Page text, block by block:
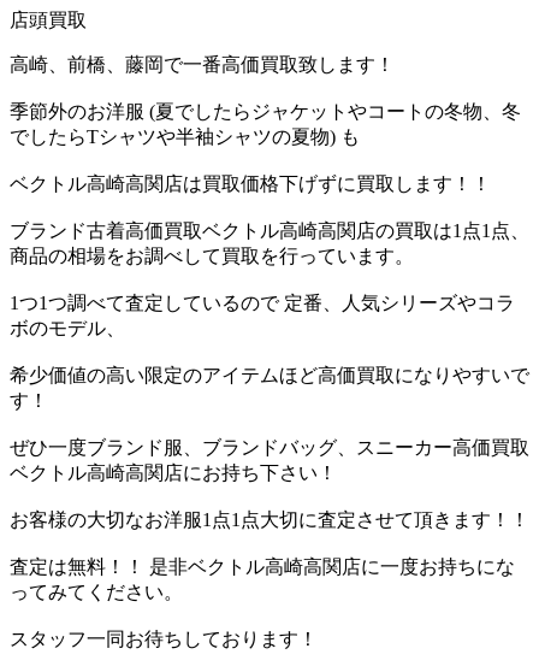
店頭買取
高崎、前橋、藤岡で一番高価買取致します！
季節外のお洋服 (夏でしたらジャケットやコートの冬物、冬
でしたらTシャツや半袖シャツの夏物) も
ベクトル高崎高関店は買取価格下げずに買取します！！
ブランド古着高価買取ベクトル高崎高関店の買取は1点1点、
商品の相場をお調べして買取を行っています。
1つ1つ調べて査定しているので 定番、人気シリーズやコラ
ボのモデル、
希少価値の高い限定のアイテムほど高価買取になりやすいで
す！
ぜひ一度ブランド服、ブランドバッグ、スニーカー高価買取
ベクトル高崎高関店にお持ち下さい！
お客様の大切なお洋服1点1点大切に査定させて頂きます！！
査定は無料！！ 是非ベクトル高崎高関店に一度お持ちにな
ってみてください。
スタッフ一同お待ちしております！